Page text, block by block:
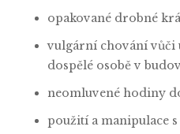
opakované drobné
vulgární chování vůči
dospělé osobě v
neomluvené hodiny
použití a manipulace